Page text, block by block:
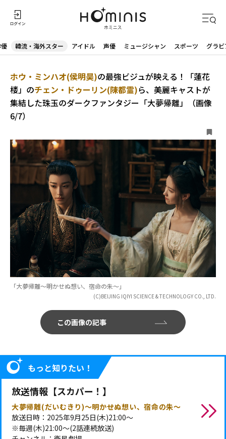
韓流・海外スター アイドル 声優 ミュージシャン スポーツ グラビ
ホウ・ミンハオ(侯明昊)の最強ビジュが映える！「蓮花
楼」のチェン・ドゥーリン(陳都霊)ら、美麗キャストが
集結した珠玉のダークファンタジー「大夢帰離」（画像
6/7）
「大夢帰離～明かせぬ想い、宿命の朱～」
(C)BEIJING IQIYI SCIENCE & TECHNOLOGY CO., LTD.
この画像の記事
もっと知りたい！
放送情報【スカパー！】
大夢帰離(だいむきり)～明かせぬ想い、宿命の朱～
放送日時：2025年9月25日(木)21:00～
※毎週(木)21:00～(2話連続放送)